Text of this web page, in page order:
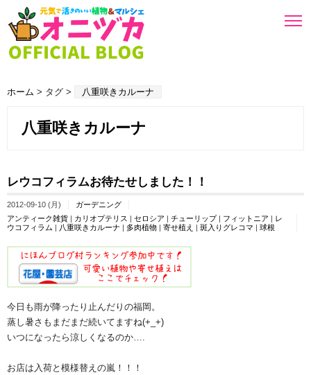
ホーム > タグ > 八重咲きカルーナ
八重咲きカルーナ
レウコフィラムお待たせしました！！
2012-09-10 (月)
ガーデニング
アンティーク雑貨 | カリオプテリス | セロシア | チューリップ| フィットニア | レ
ウコフィラム | 八重咲きカルーナ | 多肉植物 | 寄せ植え | 斑入りグレコマ | 球根
今日も雨が降ったり止んだりの福岡。
蒸し暑さもまだまだ続いてますね(+_+)
いつになったら涼しくなるのか….
お店は入荷と模様替えの嵐！！！